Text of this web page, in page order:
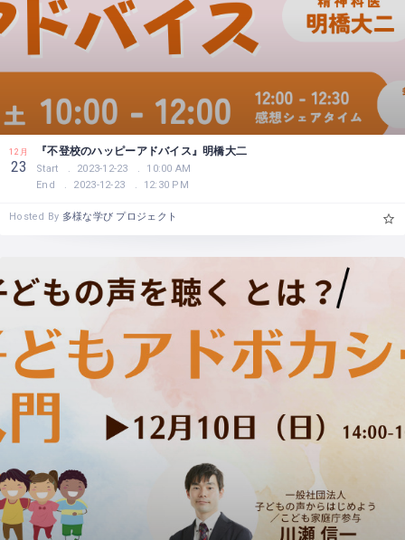
12月
23
『不登校のハッピーアドバイス』明橋大二
Start 2023-12-23
10:00 AM
End
2023-12-23 12:30 PM
Hosted By 多様な学び プロジェクト